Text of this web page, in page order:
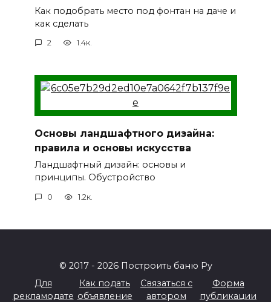
Как подобрать место под фонтан на даче и
как сделать
2 1.4к.
Основы ландшафтного дизайна:
правила и основы искусства
Ландшафтный дизайн: основы и
принципы. Обустройство
0 1.2к.
© 2017 - 2026 Построить баню Ру
Для
рекламодате
Как подать
объявление
Связаться с
автором
Форма
публикации